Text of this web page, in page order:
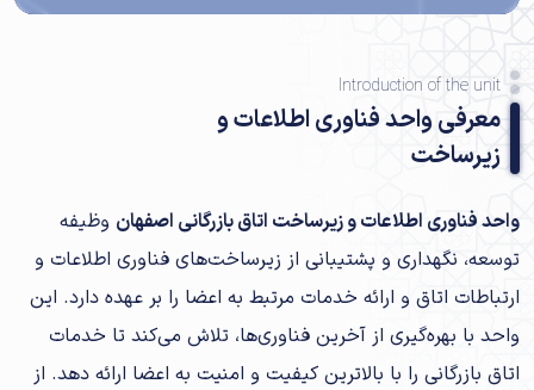
Introduction of the unit
معرفی واحد فناوری اطلاعات و
زیرساخت
واحد فناوری اطلاعات و زیرساخت اتاق بازرگانی اصفهان وظیفه
توسعه، نگهداری و پشتیبانی از زیرساخت‌های فناوری اطلاعات و
ارتباطات اتاق و ارائه خدمات مرتبط به اعضا را بر عهده دارد. این
واحد با بهره‌گیری از آخرین فناوری‌ها، تلاش می‌کند تا خدمات
اتاق بازرگانی را با بالاترین کیفیت و امنیت به اعضا ارائه دهد. از